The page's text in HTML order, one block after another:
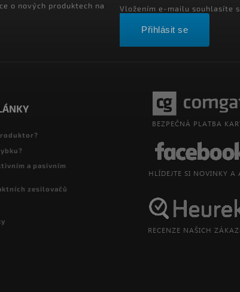
o nových produktech na
Vložením e-mailu souhlasíte s
Přihlásit se
a pasivním
zesilovačů